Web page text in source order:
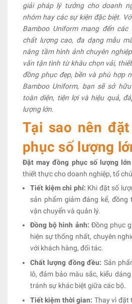
giải pháp lý tưởng cho doanh
nhóm hay các sự kiện đặc biệt.
Bamboo Uniform mang đến
chất lượng cao, đa dạng mẫu
nâng tầm hình ảnh chuyên
vấn tận tình từ khâu chọn vải,
đồng phục đẹp, bền và phù hợp
Bamboo Uniform, bạn sẽ sở
toàn diện, tiện lợi và hiệu quả,
lượng lớn.
Tại sao nên
phục số lượng
Đặt may đồng phục số lượng lớn
thiết thực cho doanh nghiệp, tổ
Tiết kiệm chi phí: Khi đặt số
sản phẩm giảm đáng kể,
vận chuyển và quản lý.
Đồng bộ hình ảnh: Đồng phục
hiện sự thống nhất, chuyên
với khách hàng, đối tác.
Chất lượng đồng đều: Sản
lô, đảm bảo màu sắc, kiểu
tránh sự khác biệt giữa các bộ.
Tiết kiệm thời gian: Thay vì đặt